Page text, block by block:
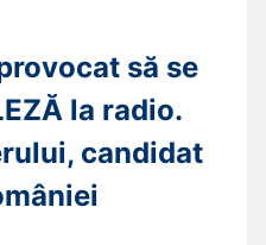
să se
la radio.
candidat